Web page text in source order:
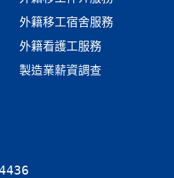
外籍移工宿舍服務
外籍看護工服務
製造業薪資調查​